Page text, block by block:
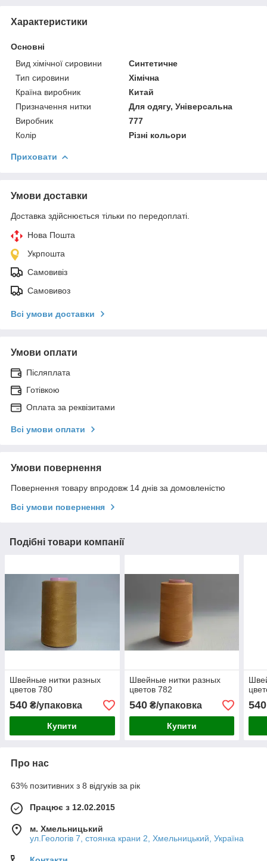
Характеристики
Основні
Вид хімічної сировини
Синтетичне
Тип сировини
Хімічна
Країна виробник
Китай
Призначення нитки
Для одягу, Універсальна
Виробник
777
Колір
Різні кольори
Приховати
Умови доставки
Доставка здійснюється тільки по передоплаті.
Нова Пошта
Укрпошта
Самовивіз
Самовивоз
Всі умови доставки
Умови оплати
Післяплата
Готівкою
Оплата за реквізитами
Всі умови оплати
Умови повернення
Повернення товару впродовж 14 днів за домовленістю
Всі умови повернення
Подібні товари компанії
Швейные нитки разных
цветов 780
540 ₴/упаковка
Купити
Швейные нитки разных
цветов 782
540₴/упаковка
Купити
540
Про нас
63% позитивних з 8 відгуків за рік
Працює з 12.02.2015
м. Хмельницький
ул.Геологів 7, стоянка крани 2, Хмельницький, Україна